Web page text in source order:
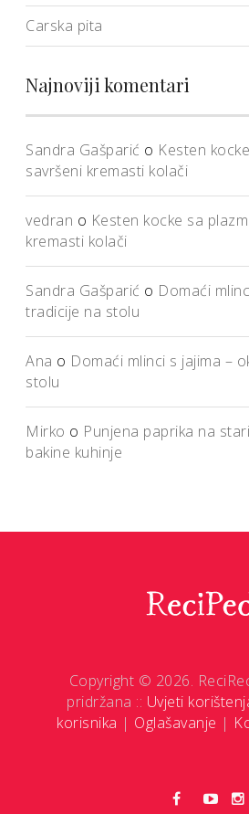
Carska pita
Najnoviji komentari
Sandra Gašparić o Kesten
savršeni kremasti kolači
vedran o Kesten kocke sa
kremasti kolači
Sandra Gašparić o Domaći
tradicije na stolu
Ana o Domaći mlinci s jajima –
stolu
Mirko o Punjena paprika na
bakine kuhinje
Copyright © 2026.
pridržana :: Uvjeti
korisnika | Oglašavanje |